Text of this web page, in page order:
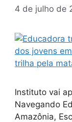
4 de julho de
Instituto vai
Navegando
Amazônia,